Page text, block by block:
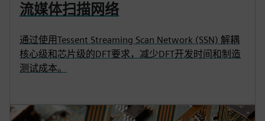
流媒体扫描网络
通过使用Tessent Streaming Scan Network (SSN) 解耦
核心级和芯片级的DFT要求，减少DFT开发时间和制造
测试成本。